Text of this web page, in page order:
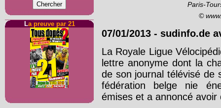
La preuve par 21
Paris-
©
07/01/2013 - sudinfo.de
La Royale Ligue
lettre anonyme dont la
de son journal télévisé de
fédération belge nie
émises et a annoncé